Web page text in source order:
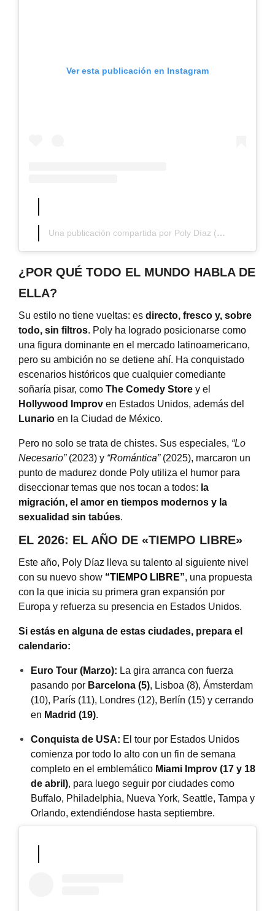
Ver esta publicación en Instagram
Una publicación compartida por Poly Díaz (@atentamentepoly)
¿POR QUÉ TODO EL MUNDO HABLA DE
ELLA?
Su estilo no tiene vueltas: es directo, fresco y, sobre
todo, sin filtros. Poly ha logrado posicionarse como
una figura dominante en el mercado latinoamericano,
pero su ambición no se detiene ahí. Ha conquistado
escenarios históricos que cualquier comediante
soñaría pisar, como The Comedy Store y el
Hollywood Improv en Estados Unidos, además del
Lunario en la Ciudad de México.
Pero no solo se trata de chistes. Sus especiales, “Lo
Necesario”(2023) y “Romántica”(2025), marcaron un
punto de madurez donde Poly utiliza el humor para
diseccionar temas que nos tocan a todos: la
migración, el amor en tiempos modernos y la
sexualidad sin tabúes.
EL 2026: EL AÑO DE «TIEMPO LIBRE»
Este año, Poly Díaz lleva su talento al siguiente nivel
con su nuevo show “TIEMPO LIBRE”, una propuesta
con la que inicia su primera gran expansión por
Europa y refuerza su presencia en Estados Unidos.
Si estás en alguna de estas ciudades, prepara el
calendario:
Euro Tour (Marzo): La gira arranca con fuerza
pasando por Barcelona (5), Lisboa (8), Ámsterdam
(10), París (11), Londres (12), Berlín (15) y cerrando
en Madrid (19).
Conquista de USA: El tour por Estados Unidos
comienza por todo lo alto con un fin de semana
completo en el emblemático Miami Improv (17 y 18
de abril), para luego seguir por ciudades como
Buffalo, Philadelphia, Nueva York, Seattle, Tampa y
Orlando, extendiéndose hasta septiembre.